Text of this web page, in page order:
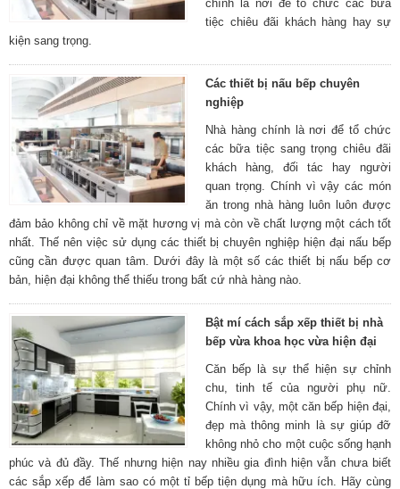
chính là nơi để tổ chức các bữa
tiệc chiêu đãi khách hàng hay sự
kiện sang trọng.
Các thiết bị nấu bếp chuyên
nghiệp
Nhà hàng chính là nơi để tổ chức
các bữa tiệc sang trọng chiêu đãi
khách hàng, đối tác hay người
quan trọng. Chính vì vậy các món
ăn trong nhà hàng luôn luôn được
đảm bảo không chỉ về mặt hương vị mà còn về chất lượng một cách tốt
nhất. Thế nên việc sử dụng các thiết bị chuyên nghiệp hiện đại nấu bếp
cũng cần được quan tâm. Dưới đây là một số các thiết bị nấu bếp cơ
bản, hiện đại không thể thiếu trong bất cứ nhà hàng nào.
Bật mí cách sắp xếp thiết bị nhà
bếp vừa khoa học vừa hiện đại
Căn bếp là sự thể hiện sự chỉnh
chu, tinh tế của người phụ nữ.
Chính vì vậy, một căn bếp hiện đại,
đẹp mà thông minh là sự giúp đỡ
không nhỏ cho một cuộc sống hạnh
phúc và đủ đầy. Thế nhưng hiện nay nhiều gia đình hiện vẫn chưa biết
các sắp xếp để làm sao có một tỉ bếp tiện dụng mà hữu ích. Hãy cùng